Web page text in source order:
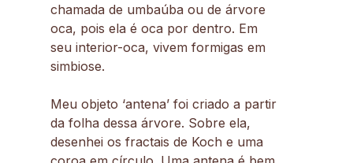
chamada de umbaúba ou de árvore
oca, pois ela é oca por dentro. Em
seu interior-oca, vivem formigas em
simbiose.
Meu objeto ‘antena’ foi criado a partir
da folha dessa árvore. Sobre ela,
desenhei os fractais de Koch e uma